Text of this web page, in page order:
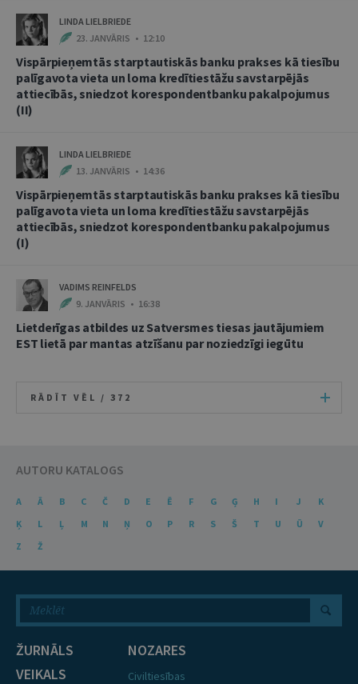
LINDA LIELBRIEDE
23. JANVĀRIS • 12:10
Vispārpieņemtās starptautiskās banku prakses kā tiesību
palīgavota vieta un loma kredītiestāžu savstarpējās
attiecībās, sniedzot korespondentbanku pakalpojumus
(II)
LINDA LIELBRIEDE
13. JANVĀRIS • 14:36
Vispārpieņemtās starptautiskās banku prakses kā tiesību
palīgavota vieta un loma kredītiestāžu savstarpējās
attiecībās, sniedzot korespondentbanku pakalpojumus
(I)
VADIMS REINFELDS
9. JANVĀRIS • 16:38
Lietderīgas atbildes uz Satversmes tiesas jautājumiem
EST lietā par mantas atzīšanu par noziedzīgi iegūtu
RĀDĪT VĒL / 372
AUTORU KATALOGS
A Ā B C Č D E Ē F G Ģ H I J
K
Ķ
L Ļ M N Ņ O P R S Š T U Ū
V
Z
Ž
ŽURNĀLS
VEIKALS
NOZARES
Civiltiesības